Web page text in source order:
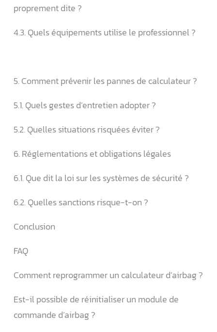
proprement dite ?
4.3. Quels équipements utilise le professionnel ?
5. Comment prévenir les pannes de calculateur ?
5.1. Quels gestes d’entretien adopter ?
5.2. Quelles situations risquées éviter ?
6. Réglementations et obligations légales
6.1. Que dit la loi sur les systèmes de sécurité ?
6.2. Quelles sanctions risque-t-on ?
Conclusion
FAQ
Comment reprogrammer un calculateur d’airbag ?
Est-il possible de réinitialiser un module de
commande d’airbag ?